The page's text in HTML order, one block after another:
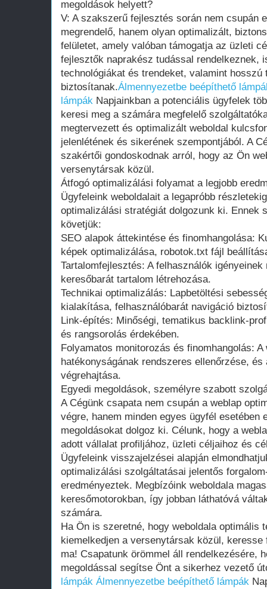
megoldások helyett?
V: A szakszerű fejlesztés során nem csupán
megrendelő, hanem olyan optimalizált,
felületet, amely valóban támogatja az üzleti
fejlesztők naprakész tudással rendelkeznek,
technológiákat és trendeket, valamint hosszú
biztosítanak.Álmennyezetbe beépíthető
lámpák Napjainkban a potenciális ügyfelek
keresi meg a számára megfelelő
megtervezett és optimalizált weboldal
jelenlétének és sikerének szempontjából. A
szakértői gondoskodnak arról, hogy az Ön
versenytársak közül.
Átfogó optimalizálási folyamat a legjobb
Ügyfeleink weboldalait a legapróbb
optimalizálási stratégiát dolgozunk ki. Ennek
követjük:
SEO alapok áttekintése és finomhangolása:
képek optimalizálása, robotok.txt fájl
Tartalomfejlesztés: A felhasználók
keresőbarát tartalom létrehozása.
Technikai optimalizálás: Lapbetöltési
kialakítása, felhasználóbarát navigáció
Link-építés: Minőségi, tematikus backlink-
és rangsorolás érdekében.
Folyamatos monitorozás és finomhangolás:
hatékonyságának rendszeres ellenőrzése,
végrehajtása.
Egyedi megoldások, személyre szabott
A Cégünk csapata nem csupán a weblap
végre, hanem minden egyes ügyfél esetében
megoldásokat dolgoz ki. Célunk, hogy a
adott vállalat profiljához, üzleti céljaihoz és
Ügyfeleink visszajelzései alapján
optimalizálási szolgáltatásai jelentős
eredményeztek. Megbízóink weboldala
keresőmotorokban, így jobban láthatóvá
számára.
Ha Ön is szeretné, hogy weboldala optimális
kiemelkedjen a versenytársak közül,
ma! Csapatunk örömmel áll rendelkezésére,
megoldással segítse Önt a sikerhez vezető
lámpák Álmennyezetbe beépíthető lámpák